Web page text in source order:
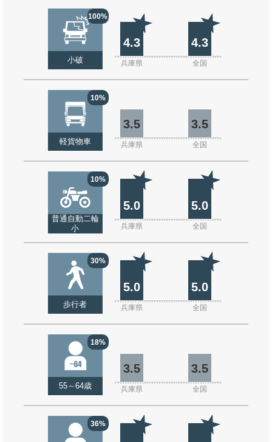
100%
小破
4.3 4.3
兵庫県 全国
10%
軽貨物車
3.5 3.5
兵庫県 全国
10%
普通自動二輪
小
5.0 5.0
兵庫県 全国
30%
歩行者
5.0 5.0
兵庫県 全国
18%
55～64歳
3.5 3.5
兵庫県 全国
36%